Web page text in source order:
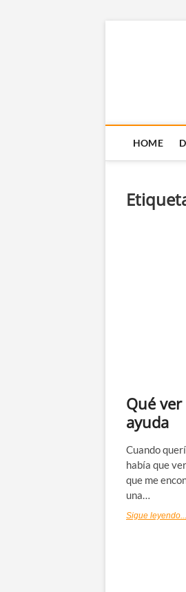
HOME
Qué
ayuda
Cuando
había que
que me
una…
Sigue leyendo...